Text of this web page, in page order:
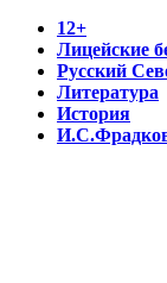
12+
Лицейские
Русский
Литература
История